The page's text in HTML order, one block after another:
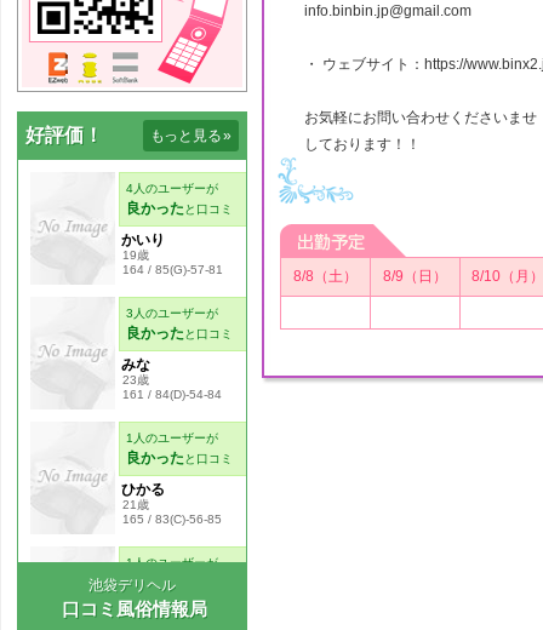
好評価！ もっと見る»
池袋デリヘル
口コミ風俗情報局
info.binbin.jp@gmail.com
・ ウェブサイト：https://
お気軽にお問い合わせくださいませ
しております！！
8/8（土） 8/9（日） 8/10（月）